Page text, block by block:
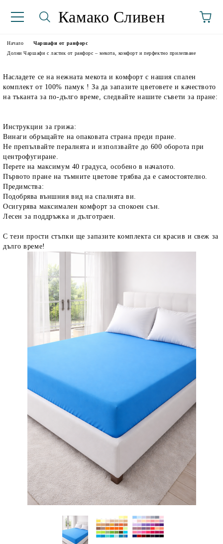
Камако Сливен
Начало
Чаршафи от ранфорс
Долни Чаршафи с ластик от ранфорс – мекота, комфорт и перфектно прилепване
Насладете се на нежната мекота и комфорт с нашия спален
комплект от 100% памук ! За да запазите цветовете и качеството
на тъканта за по-дълго време, следвайте нашите съвети за пране:
Инструкции за грижа:
Винаги обръщайте на опаковата страна преди пране.
Не препълвайте пералнята и използвайте до 600 оборота при
центрофугиране.
Перете на максимум 40 градуса, особено в началото.
Първото пране на тъмните цветове трябва да е самостоятелно.
Предимства:
Подобрява външния вид на спалнята ви.
Осигурява максимален комфорт за спокоен сън.
Лесен за поддръжка и дълготраен.
С тези прости стъпки ще запазите комплекта си красив и свеж за
дълго време!